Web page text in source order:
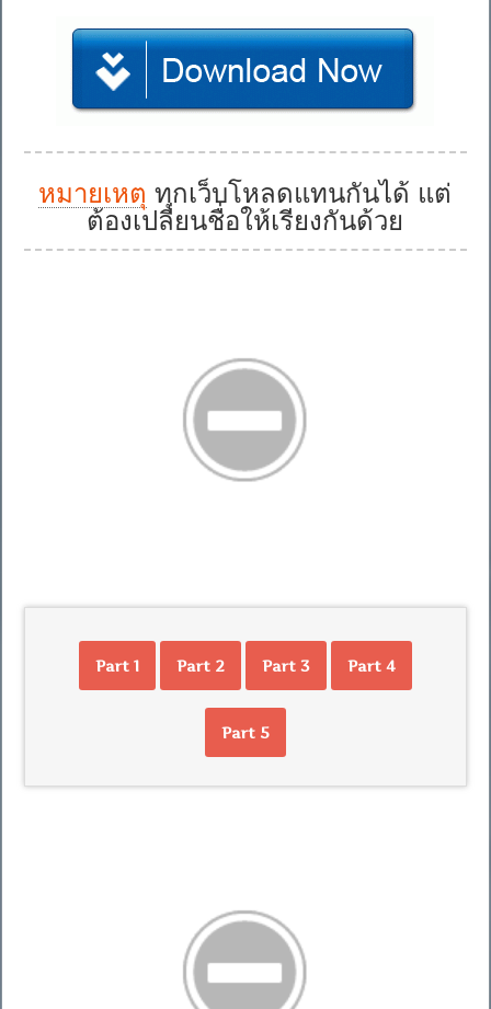
หมายเหตุ ทุกเว็บโหลดแทนกันได้ แต่
ต้องเปลี่ยนชื่อให้เรียงกันด้วย
Part 1 Part 2 Part 3 Part 4
Part 5